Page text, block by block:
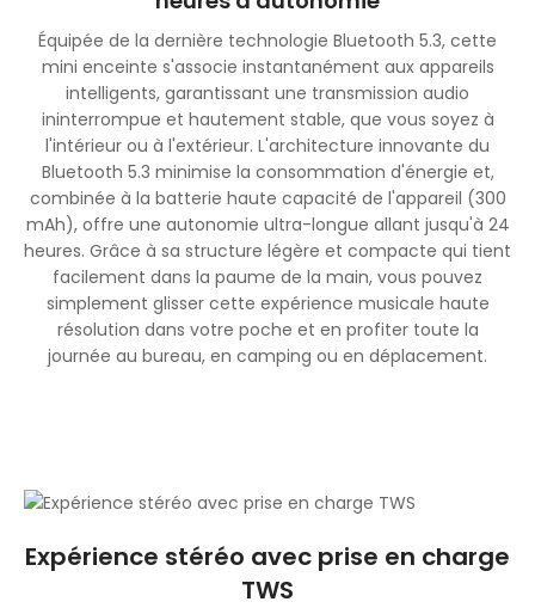
Équipée de la dernière technologie Bluetooth 5.3, cette
mini enceinte s'associe instantanément aux appareils
intelligents, garantissant une transmission audio
ininterrompue et hautement stable, que vous soyez à
l'intérieur ou à l'extérieur. L'architecture innovante du
Bluetooth 5.3 minimise la consommation d'énergie et,
combinée à la batterie haute capacité de l'appareil (300
mAh), offre une autonomie ultra-longue allant jusqu'à 24
heures. Grâce à sa structure légère et compacte qui tient
facilement dans la paume de la main, vous pouvez
simplement glisser cette expérience musicale haute
résolution dans votre poche et en profiter toute la
journée au bureau, en camping ou en déplacement.
Expérience stéréo avec prise en charge
TWS